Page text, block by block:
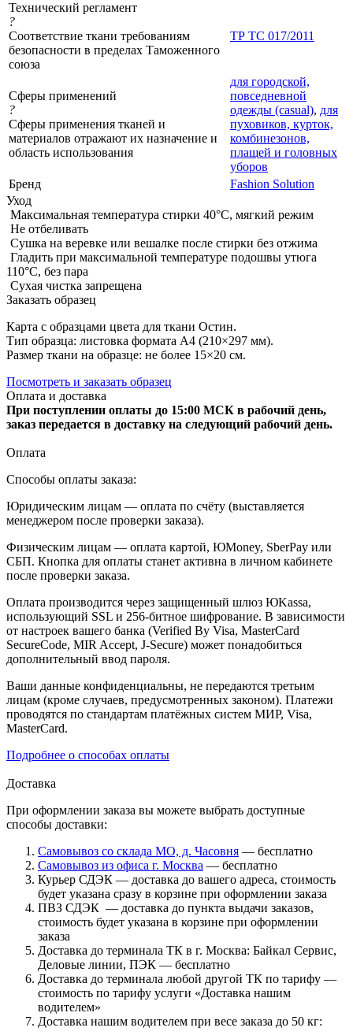
Технический регламент
?
Соответствие ткани требованиям
безопасности в пределах Таможенного
союза
ТР ТС 017/2011
Сферы применений
?
Сферы применения тканей и
материалов отражают их назначение и
область использования
для городской,
повседневной
одежды (casual), для
пуховиков, курток,
комбинезонов,
плащей и головных
уборов
Бренд
Fashion Solution
Уход
Максимальная температура стирки 40°C, мягкий режим
Не отбеливать
Сушка на веревке или вешалке после стирки без отжима
Гладить при максимальной температуре подошвы утюга
110°C, без пара
Сухая чистка запрещена
Заказать образец
Карта с образцами цвета для ткани Остин.
Тип образца: листовка формата А4 (210×297 мм).
Размер ткани на образце: не более 15×20 см.
Посмотреть и заказать образец
Оплата и доставка
При поступлении оплаты до 15:00 МСК в рабочий день,
заказ передается в доставку на следующий рабочий день.
Оплата
Способы оплаты заказа:
Юридическим лицам — оплата по счёту (выставляется
менеджером после проверки заказа).
Физическим лицам — оплата картой, ЮMoney, SberPay или
СБП. Кнопка для оплаты станет активна в личном кабинете
после проверки заказа.
Оплата производится через защищенный шлюз ЮKassa,
использующий SSL и 256-битное шифрование. В зависимости
от настроек вашего банка (Verified By Visa, MasterCard
SecureCode, MIR Accept, J-Secure) может понадобиться
дополнительный ввод пароля.
Ваши данные конфиденциальны, не передаются третьим
лицам (кроме случаев, предусмотренных законом). Платежи
проводятся по стандартам платёжных систем МИР, Visa,
MasterCard.
Подробнее о способах оплаты
Доставка
При оформлении заказа вы можете выбрать доступные
способы доставки:
Самовывоз со склада МО, д. Часовня — бесплатно
Самовывоз из офиса г. Москва — бесплатно
Курьер СДЭК — доставка до вашего адреса, стоимость
будет указана сразу в корзине при оформлении заказа
ПВЗ СДЭК — доставка до пункта выдачи заказов,
стоимость будет указана в корзине при оформлении
заказа
Доставка до терминала ТК в г. Москва: Байкал Сервис,
Деловые линии, ПЭК — бесплатно
Доставка до терминала любой другой ТК по тарифу —
стоимость по тарифу услуги «Доставка нашим
водителем»
Доставка нашим водителем при весе заказа до 50 кг: